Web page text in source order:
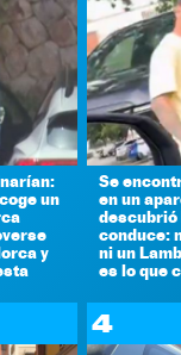
un
y
Se
en un
descubrió
conduce:
ni un
es lo que
4